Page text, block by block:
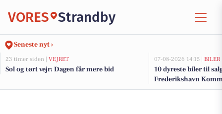
VORES Strandby
Seneste nyt ›
23 timer siden | VEJRET
Sol og tørt vejr: Dagen får mere bid
07-08-2026 14:15 | BILER
10 dyreste biler til
Frederikshavn